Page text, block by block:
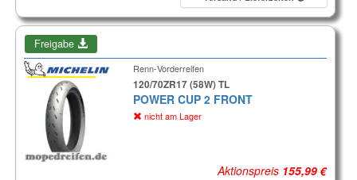
Freigabe
Renn-Vorderreifen
120/70ZR17 (58W) TL
POWER CUP 2 FRONT
nicht am Lager
Aktionspreis